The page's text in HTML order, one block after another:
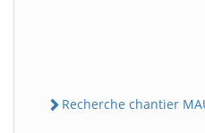
Recherche chantier